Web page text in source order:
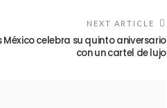
NEXT ARTICLE
celebra su quinto aniversario
con un cartel de lujo